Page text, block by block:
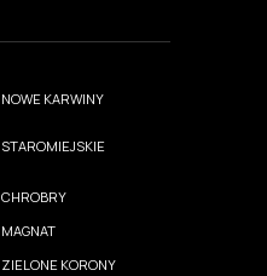
NOWE KARWINY
STAROMIEJSKIE
CHROBRY
MAGNAT
ZIELONE KORONY